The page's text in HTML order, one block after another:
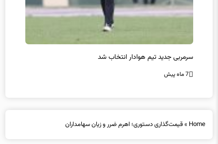
سرمربی جدید تیم هوادار انتخاب شد
7 ماه پیش